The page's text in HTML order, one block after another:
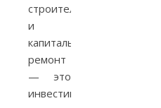
строительство
и
капитальный
ремонт
— это
инвестиция